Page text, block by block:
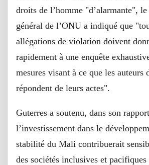
droits de l’homme "d’alarmante", le
général de l’ONU a indiqué que
allégations de violation doivent
rapidement à une enquête
mesures visant à ce que les auteurs
répondent de leurs actes".
Guterres a soutenu, dans son
l’investissement dans le
stabilité du Mali contribuerait
des sociétés inclusives et